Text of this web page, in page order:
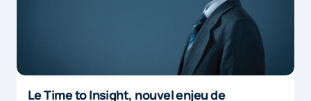
Le Time to Insight, nouvel enjeu de